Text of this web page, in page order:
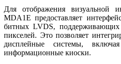
Для отображения визуальной
MDA1E предоставляет
битных LVDS, поддерживающих
пикселей. Это позволяет
дисплейные системы,
информационные киоски.